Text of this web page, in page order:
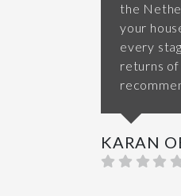
the
your
every
returns
KARAN